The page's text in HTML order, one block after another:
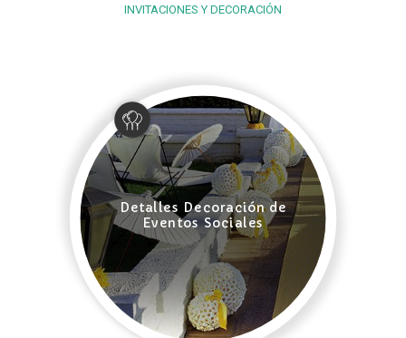
INVITACIONES Y DECORACIÓN
Detalles Decoración de
Eventos Sociales